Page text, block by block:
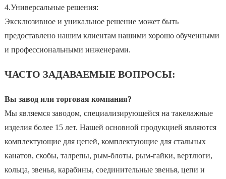
4.Универсальные решения:
Эксклюзивное и уникальное решение может быть
предоставлено нашим клиентам нашими хорошо обученными
и профессиональными инженерами.
ЧАСТО ЗАДАВАЕМЫЕ ВОПРОСЫ:
Вы завод или торговая компания?
Мы являемся заводом, специализирующейся на такелажные
изделия более 15 лет. Нашей основной продукцией являются
комплектующие для цепей, комплектующие для стальных
канатов, скобы, талрепы, рым-блоты, рым-гайки, вертлюги,
кольца, звенья, карабины, соединительные звенья, цепи и